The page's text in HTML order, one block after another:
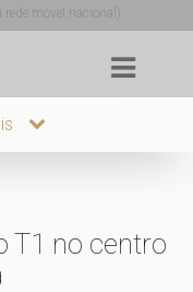
móvel nacional)
T1 no centro